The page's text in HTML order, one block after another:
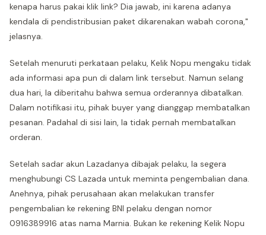
kenapa harus pakai klik link? Dia jawab, ini karena adanya
kendala di pendistribusian paket dikarenakan wabah corona,"
jelasnya.
Setelah menuruti perkataan pelaku, Kelik Nopu mengaku tidak
ada informasi apa pun di dalam link tersebut. Namun selang
dua hari, Ia diberitahu bahwa semua orderannya dibatalkan.
Dalam notifikasi itu, pihak buyer yang dianggap membatalkan
pesanan. Padahal di sisi lain, Ia tidak pernah membatalkan
orderan.
Setelah sadar akun Lazadanya dibajak pelaku, Ia segera
menghubungi CS Lazada untuk meminta pengembalian dana.
Anehnya, pihak perusahaan akan melakukan transfer
pengembalian ke rekening BNI pelaku dengan nomor
0916389916 atas nama Marnia. Bukan ke rekening Kelik Nopu